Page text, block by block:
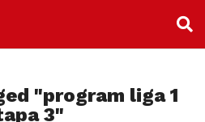
"program liga 1
3"